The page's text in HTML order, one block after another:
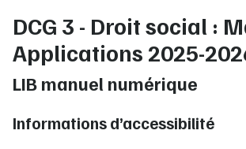
DCG 3 - Droit social :
Applications 2025-
LIB manuel numérique
Informations d’accessibilité